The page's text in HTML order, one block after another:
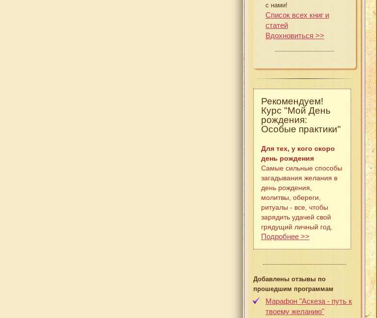
с нами!
Список всех книг и
статей
Вдохновиться >>
Рекомендуем!
Курс "Мой День
рождения:
Особые практики"
Для тех, у кого скоро
день рождения
Самые сильные способы
загадывания желания в
день рождения,
молитвы, обереги,
ритуалы - все, чтобы
зарядить удачей свой
грядущий личный год.
Подробнее >>
Добавлены отзывы по
прошедшим программам
Марафон "Аскеза - путь к
твоему желанию"